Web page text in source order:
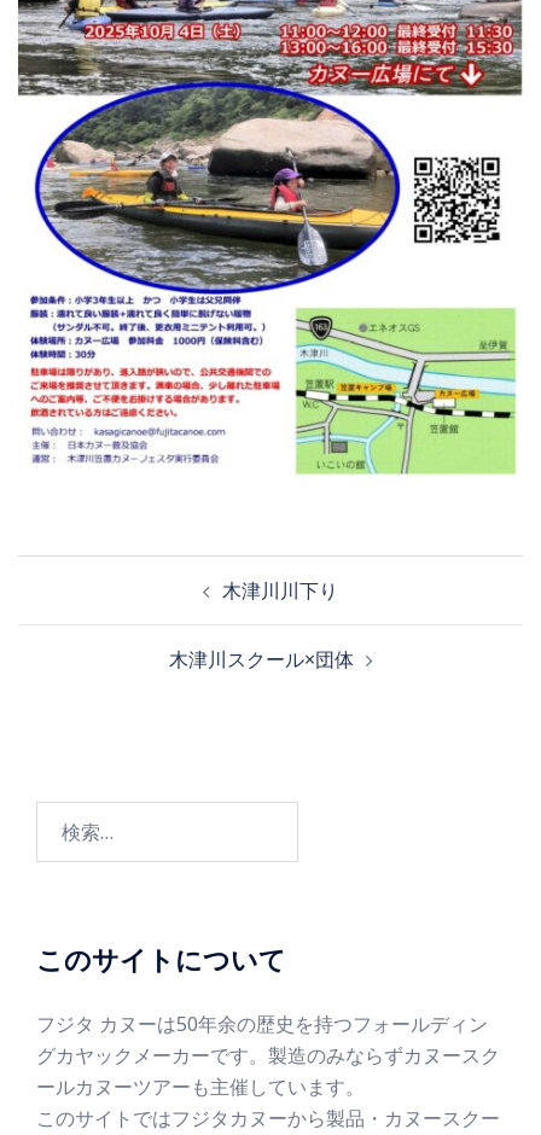
木津川川下り
木津川スクール×団体
このサイトについて
フジタ カヌーは50年余の歴史を持つフォールディン
グカヤックメーカーです。製造のみならずカヌースク
ールカヌーツアーも主催しています。
このサイトではフジタカヌーから製品・カヌースクー